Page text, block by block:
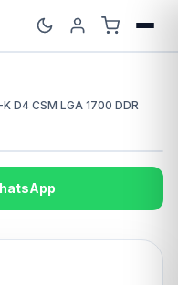
D4 CSM LGA 1700 DDR